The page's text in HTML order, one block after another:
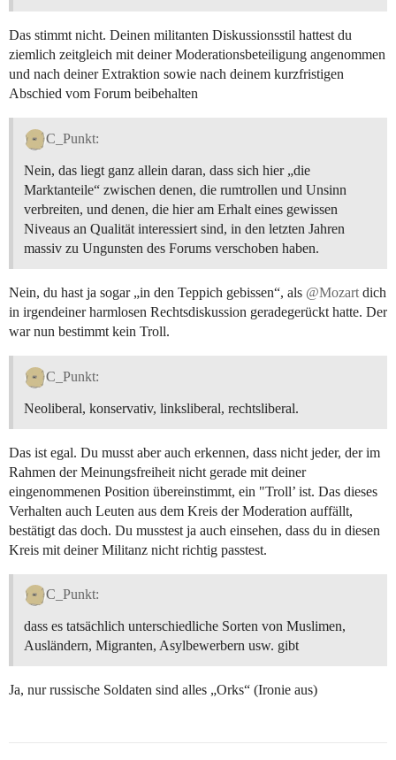
Das stimmt nicht. Deinen militanten Diskussionsstil hattest du
ziemlich zeitgleich mit deiner Moderationsbeteiligung angenommen
und nach deiner Extraktion sowie nach deinem kurzfristigen
Abschied vom Forum beibehalten
C_Punkt:
Nein, das liegt ganz allein daran, dass sich hier „die
Marktanteile“ zwischen denen, die rumtrollen und Unsinn
verbreiten, und denen, die hier am Erhalt eines gewissen
Niveaus an Qualität interessiert sind, in den letzten Jahren
massiv zu Ungunsten des Forums verschoben haben.
Nein, du hast ja sogar „in den Teppich gebissen“, als @Mozart dich
in irgendeiner harmlosen Rechtsdiskussion geradegerückt hatte. Der
war nun bestimmt kein Troll.
C_Punkt:
Neoliberal, konservativ, linksliberal, rechtsliberal.
Das ist egal. Du musst aber auch erkennen, dass nicht jeder, der im
Rahmen der Meinungsfreiheit nicht gerade mit deiner
eingenommenen Position übereinstimmt, ein "Troll’ ist. Das dieses
Verhalten auch Leuten aus dem Kreis der Moderation auffällt,
bestätigt das doch. Du musstest ja auch einsehen, dass du in diesen
Kreis mit deiner Militanz nicht richtig passtest.
C_Punkt:
dass es tatsächlich unterschiedliche Sorten von Muslimen,
Ausländern, Migranten, Asylbewerbern usw. gibt
Ja, nur russische Soldaten sind alles „Orks“ (Ironie aus)